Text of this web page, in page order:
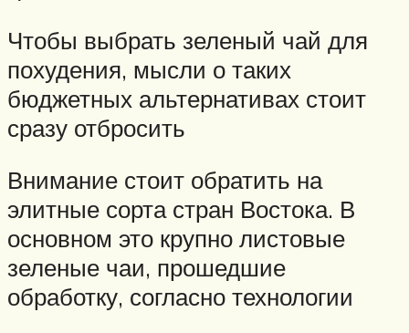
Чтобы выбрать зеленый чай для
похудения, мысли о таких
бюджетных альтернативах стоит
сразу отбросить
Внимание стоит обратить на
элитные сорта стран Востока. В
основном это крупно листовые
зеленые чаи, прошедшие
обработку, согласно технологии